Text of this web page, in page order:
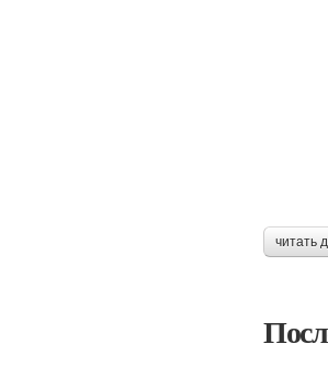
читать